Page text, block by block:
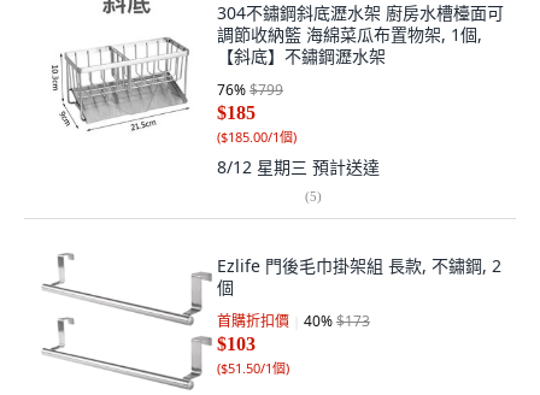
304不鏽鋼斜底瀝水架 廚房水槽檯面可
調節收納籃 海綿菜瓜布置物架, 1個,
【斜底】不鏽鋼瀝水架
76%$799
$185
($185.00/1個)
8/12 星期三 預計送達
(5)
Ezlife 門後毛巾掛架組 長款, 不鏽鋼, 2
個
首購折扣價 40%$173
$103
($51.50/1個)